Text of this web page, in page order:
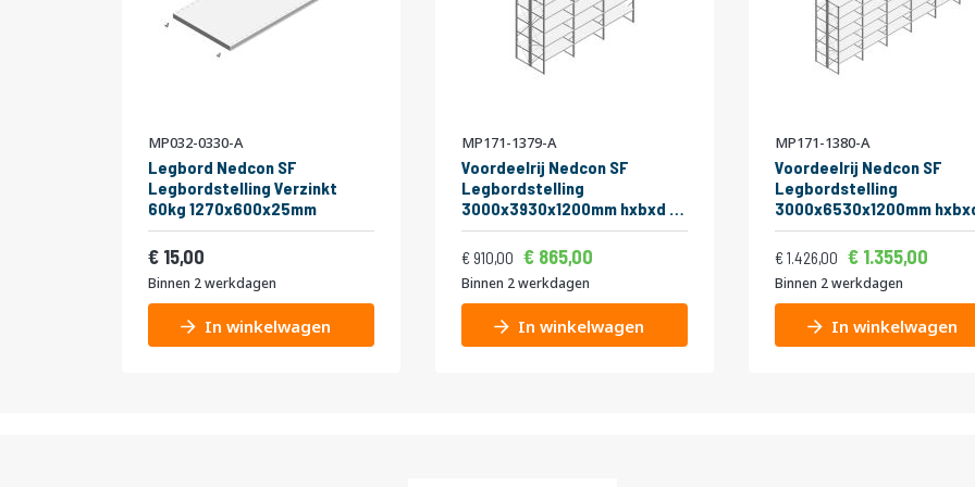
MP032-0330-A
Legbord Nedcon SF
Legbordstelling Verzinkt
60kg 1270x600x25mm
Vanaf
15,00
Binnen 2 werkdagen
In winkelwagen
MP171-1379-A
Voordeelrij Nedcon SF
Legbordstelling
3000x3930x1200mm hxbxd 6
niveaus Metaal Verzinkt 60kg
Dubbel
Normale prijs
910,00 1.101,10
Vanaf
865,00
Binnen 2 werkdagen
In winkelwagen
MP171-1380-A
Voordeelrij Nedcon SF
Legbordstelling
3000x6530x1200mm
niveaus Metaal Verzinkt
Dubbel
Normale prijs
1.426,00 1.725,46
Vanaf
1.355,00
Binnen 2 werkdagen
In winkelwagen